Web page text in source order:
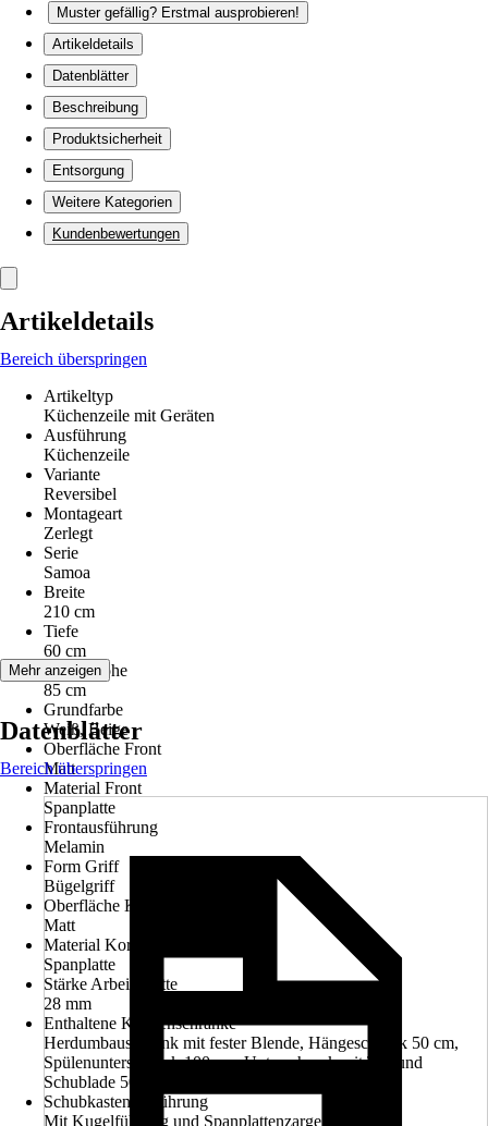
Muster gefällig? Erstmal ausprobieren!
Artikeldetails
Datenblätter
Beschreibung
Produktsicherheit
Entsorgung
Weitere Kategorien
Kundenbewertungen
Artikeldetails
Bereich überspringen
Artikeltyp
Küchenzeile mit Geräten
Ausführung
Küchenzeile
Variante
Reversibel
Montageart
Zerlegt
Serie
Samoa
Breite
210 cm
Tiefe
60 cm
Arbeitshöhe
85 cm
Grundfarbe
Weiß, Beige
Oberfläche Front
Matt
Material Front
Spanplatte
Frontausführung
Melamin
Form Griff
Bügelgriff
Oberfläche Korpus
Matt
Material Korpus
Spanplatte
Stärke Arbeitsplatte
28 mm
Enthaltene Küchenschränke
Herdumbauschrank mit fester Blende, Hängeschrank 50 cm,
Spülenunterschrank 100 cm, Unterschrank mit Tür und
Schublade 50 cm
Schubkastenausführung
Mit Kugelführung und Spanplattenzarge
Mehr anzeigen
Datenblätter
Bereich überspringen